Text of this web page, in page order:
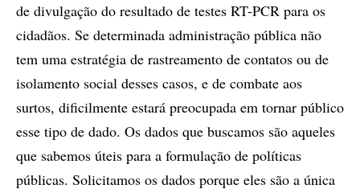
de divulgação do resultado de testes RT-PCR para os
cidadãos. Se determinada administração pública não
tem uma estratégia de rastreamento de contatos ou de
isolamento social desses casos, e de combate aos
surtos, dificilmente estará preocupada em tornar público
esse tipo de dado. Os dados que buscamos são aqueles
que sabemos úteis para a formulação de políticas
públicas. Solicitamos os dados porque eles são a única